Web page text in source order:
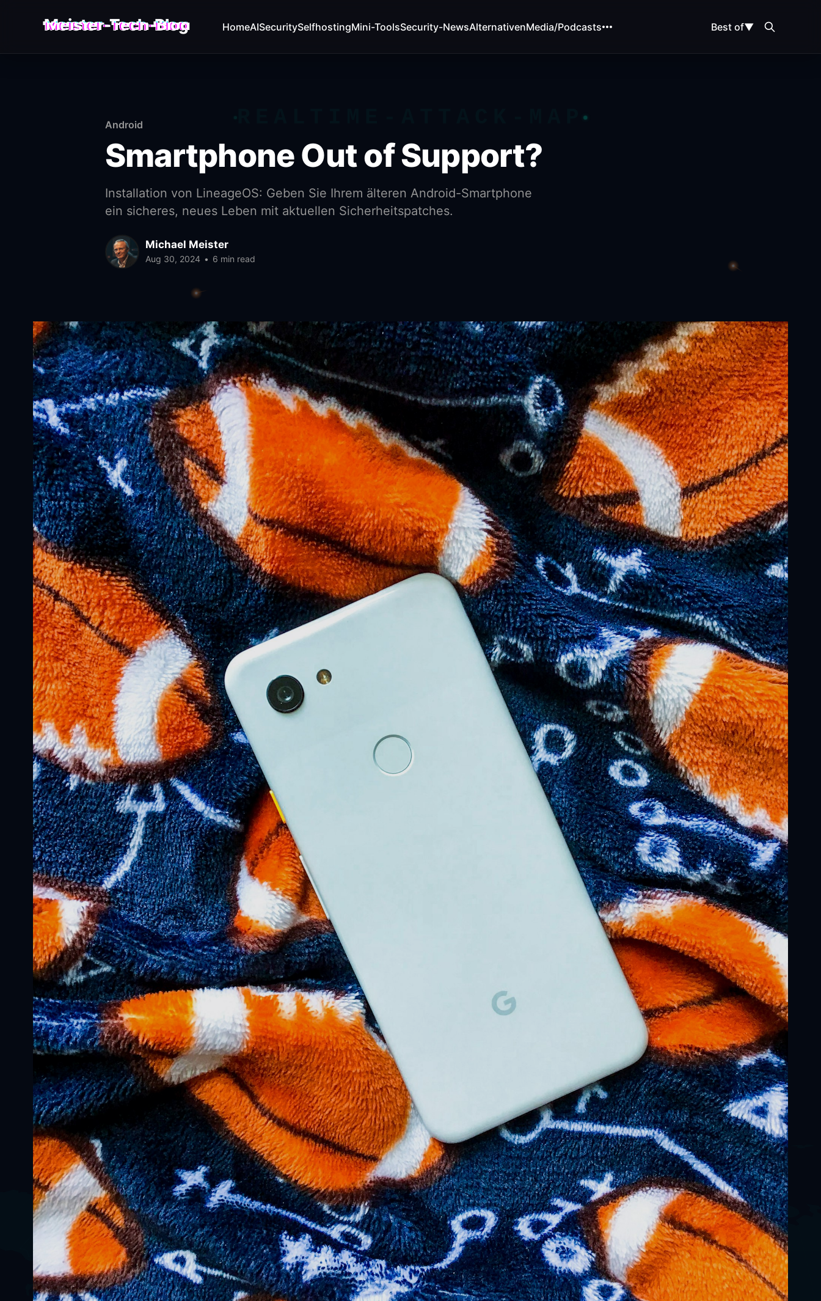
REALTIME-ATTACK-MAP
Meister-Tech-Blog HomeAISecuritySelfhostingMini-ToolsSecurity-NewsAlternativenMedia/Podcasts Best of▼
Android
Smartphone Out of Support?
Installation von LineageOS: Geben Sie Ihrem älteren Android-Smartphone
ein sicheres, neues Leben mit aktuellen Sicherheitspatches.
Michael Meister
Aug 30, 2024 • 6 min read